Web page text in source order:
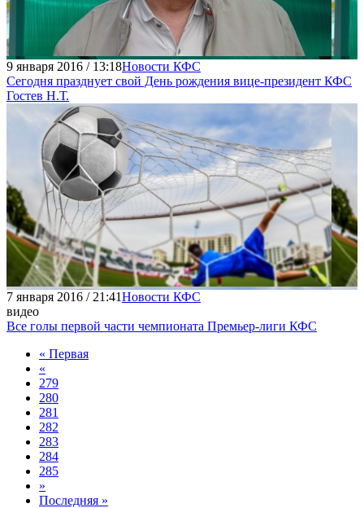
9 января 2016 / 13:18Новости КФС
Сегодня празднует свой День рождения вице-президент КФС
Гостев Н.Т.
7 января 2016 / 21:41Новости КФС
видео
Все голы первой части чемпионата Премьер-лиги КФС
« Первая
«
279
280
281
282
283
284
285
»
Последняя »